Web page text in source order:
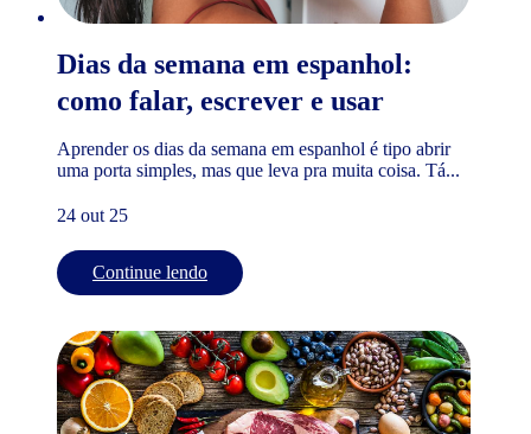
Dias da semana em espanhol:
como falar, escrever e usar
Aprender os dias da semana em espanhol é tipo abrir
uma porta simples, mas que leva pra muita coisa. Tá...
24 out 25
Continue lendo